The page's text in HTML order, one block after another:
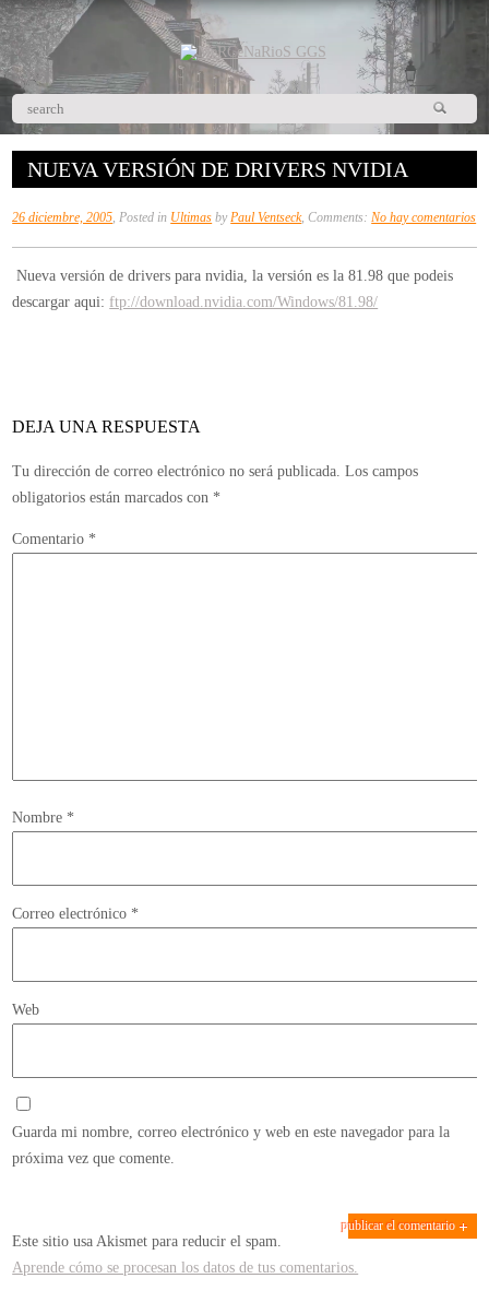
NUEVA VERSIÓN DE DRIVERS NVIDIA
26 diciembre, 2005, Posted in Ultimas byPaul Ventseck, Comments:No hay comentariosen
Nueva versión de drivers para nvidia, la versión es la 81.98 que podeis
descargar aqui: ftp://download.nvidia.com/Windows/81.98/
DEJA UNA RESPUESTA
Tu dirección de correo electrónico no será publicada. Los campos
obligatorios están marcados con *
Comentario *
Nombre *
Correo electrónico *
Web
Guarda mi nombre, correo electrónico y web en este navegador para la
próxima vez que comente.
Este sitio usa Akismet para reducir el spam.
Aprende cómo se procesan los datos de tus comentarios.